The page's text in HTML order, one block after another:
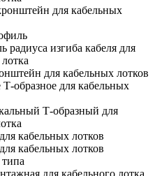
для кабельных
радиуса изгиба кабеля для
для кабельных лотков
образное для кабельных
Т-образный для
кабельных лотков
кабельных лотков
для кабельного лотка